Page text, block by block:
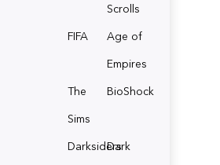
Scrolls
FIFA
Age of
Empires
The
Sims
BioShock
Darksiders
Dark